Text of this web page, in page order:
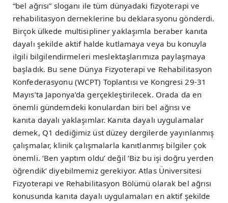
“bel ağrısı” sloganı ile tüm dünyadaki fizyoterapi ve
rehabilitasyon derneklerine bu deklarasyonu gönderdi.
Birçok ülkede multisipliner yaklaşımla beraber kanıta
dayalı şekilde aktif halde kutlamaya veya bu konuyla
ilgili bilgilendirmeleri meslektaşlarımıza paylaşmaya
başladık. Bu sene Dünya Fizyoterapi ve Rehabilitasyon
Konfederasyonu (WCPT) Toplantısı ve Kongresi 29-31
Mayıs’ta Japonya’da gerçekleştirilecek. Orada da en
önemli gündemdeki konulardan biri bel ağrısı ve
kanıta dayalı yaklaşımlar. Kanıta dayalı uygulamalar
demek, Q1 dediğimiz üst düzey dergilerde yayınlanmış
çalışmalar, klinik çalışmalarla kanıtlanmış bilgiler çok
önemli. ‘Ben yaptım oldu’ değil ‘Biz bu işi doğru yerden
öğrendik’ diyebilmemiz gerekiyor. Atlas Üniversitesi
Fizyoterapi ve Rehabilitasyon Bölümü olarak bel ağrısı
konusunda kanıta dayalı uygulamaları en aktif şekilde